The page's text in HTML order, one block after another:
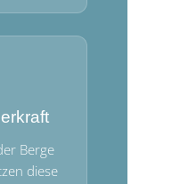
Berge
diese